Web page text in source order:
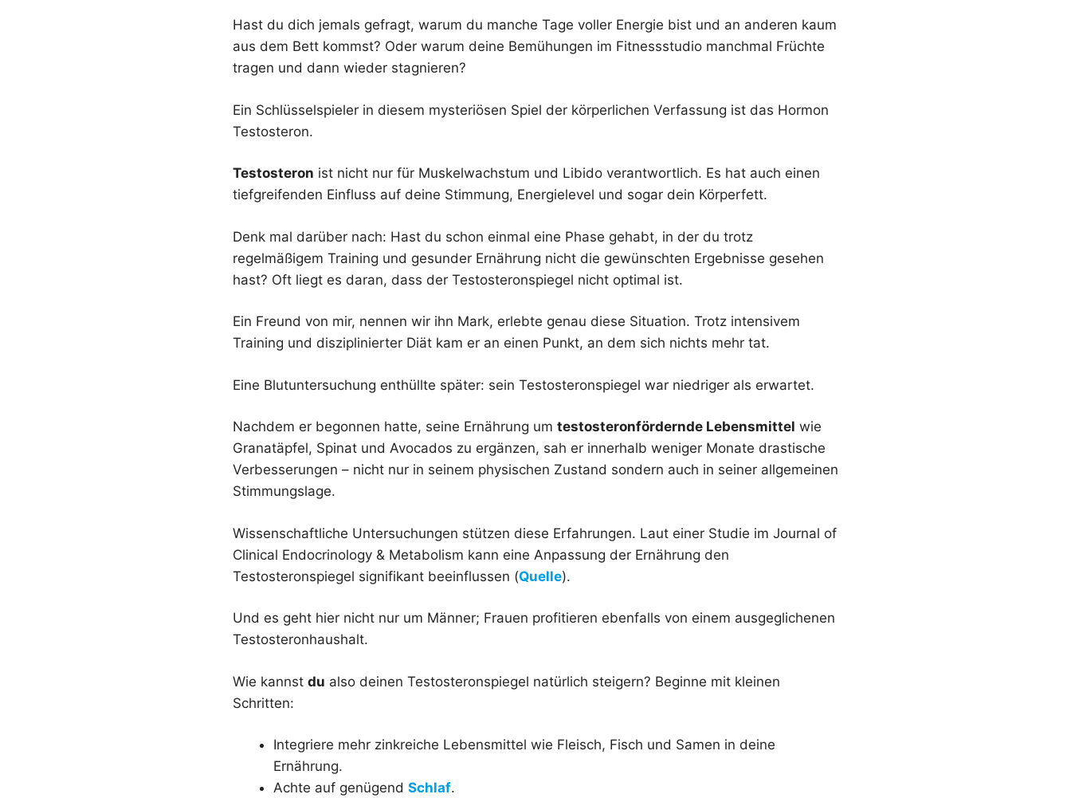
Hast du dich jemals gefragt, warum du manche Tage voller Energie bist und an anderen kaum
aus dem Bett kommst? Oder warum deine Bemühungen im Fitnessstudio manchmal Früchte
tragen und dann wieder stagnieren?
Ein Schlüsselspieler in diesem mysteriösen Spiel der körperlichen Verfassung ist das Hormon
Testosteron.
Testosteron ist nicht nur für Muskelwachstum und Libido verantwortlich. Es hat auch einen
tiefgreifenden Einfluss auf deine Stimmung, Energielevel und sogar dein Körperfett.
Denk mal darüber nach: Hast du schon einmal eine Phase gehabt, in der du trotz
regelmäßigem Training und gesunder Ernährung nicht die gewünschten Ergebnisse gesehen
hast? Oft liegt es daran, dass der Testosteronspiegel nicht optimal ist.
Ein Freund von mir, nennen wir ihn Mark, erlebte genau diese Situation. Trotz intensivem
Training und disziplinierter Diät kam er an einen Punkt, an dem sich nichts mehr tat.
Eine Blutuntersuchung enthüllte später: sein Testosteronspiegel war niedriger als erwartet.
Nachdem er begonnen hatte, seine Ernährung um testosteronfördernde Lebensmittel wie
Granatäpfel, Spinat und Avocados zu ergänzen, sah er innerhalb weniger Monate drastische
Verbesserungen – nicht nur in seinem physischen Zustand sondern auch in seiner allgemeinen
Stimmungslage.
Wissenschaftliche Untersuchungen stützen diese Erfahrungen. Laut einer Studie im Journal of
Clinical Endocrinology & Metabolism kann eine Anpassung der Ernährung den
Testosteronspiegel signifikant beeinflussen (Quelle).
Und es geht hier nicht nur um Männer; Frauen profitieren ebenfalls von einem ausgeglichenen
Testosteronhaushalt.
Wie kannst du also deinen Testosteronspiegel natürlich steigern? Beginne mit kleinen
Schritten:
Integriere mehr zinkreiche Lebensmittel wie Fleisch, Fisch und Samen in deine
Ernährung.
Achte auf genügend Schlaf.